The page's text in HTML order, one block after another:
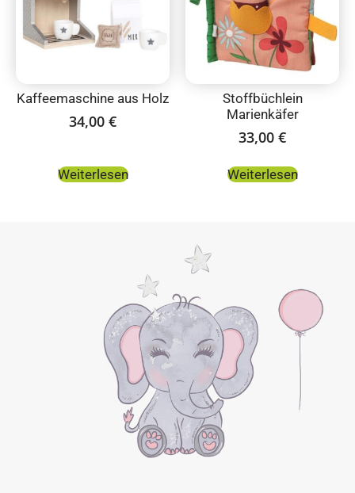
Kaffeemaschine aus Holz
34,00 €
Weiterlesen
Stoffbüchlein
Marienkäfer
33,00 €
Weiterlesen